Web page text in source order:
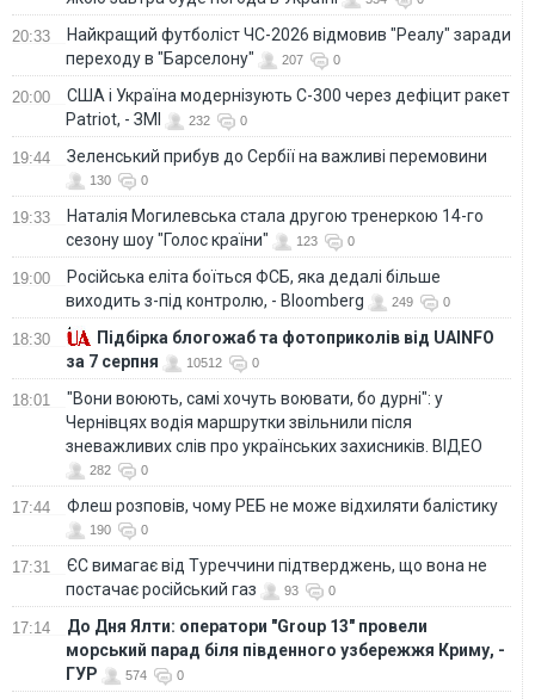
20:33
Найкращий футболіст ЧС-2026 відмовив "Реалу" заради
переходу в "Барселону"
207 0
20:00
США і Україна модернізують С-300 через дефіцит ракет
Patriot, - ЗМІ
232 0
19:44 Зеленський прибув до Сербії на важливі перемовини
130 0
19:33
Наталія Могилевська стала другою тренеркою 14-го
сезону шоу "Голос країни"
123 0
19:00
Російська еліта боїться ФСБ, яка дедалі більше
виходить з-під контролю, - Bloomberg
249 0
18:30
Підбірка блогожаб та фотоприколів від UAINFO
за 7 серпня
10512 0
18:01
"Вони воюють, самі хочуть воювати, бо дурні": у
Чернівцях водія маршрутки звільнили після
зневажливих слів про українських захисників. ВІДЕО
282 0
17:44 Флеш розповів, чому РЕБ не може відхиляти балістику
190 0
17:31
ЄС вимагає від Туреччини підтверджень, що вона не
постачає російський газ
93 0
17:14
До Дня Ялти: оператори "Group 13" провели
морський парад біля південного узбережжя Криму, -
ГУР
574 0